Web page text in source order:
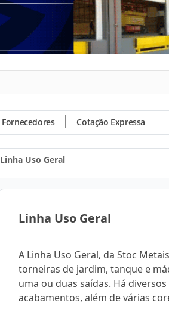
Fornecedores Cotação Expressa
Linha Uso Geral
Linha Uso Geral
A Linha Uso Geral, da Stoc
torneiras de jardim, tanque e
uma ou duas saídas. Há
acabamentos, além de várias